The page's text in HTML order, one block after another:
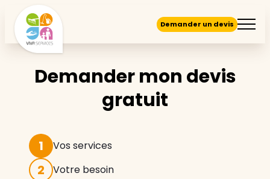
Demander un devis
Demander mon devis
gratuit
1 Vos services
2 Votre besoin